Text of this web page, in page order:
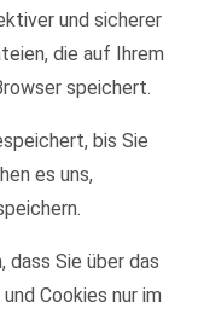
und sicherer
die auf Ihrem
speichert.
bis Sie
es uns,
dass Sie über das
Cookies nur im